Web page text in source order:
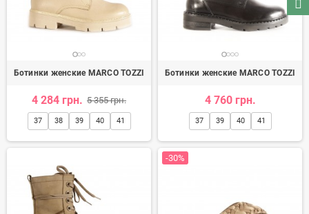
Ботинки женские MARCO TOZZI
4 284 грн. 5 355 грн.
37 38 39 40 41
Ботинки женские MARCO TOZZI
4 760 грн.
37 39 40 41
-30%